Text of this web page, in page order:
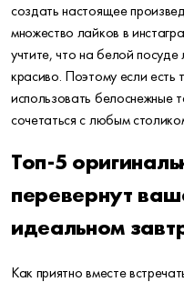
создать настоящее
множество лайков в
учтите, что на белой
красиво. Поэтому если есть
использовать белоснежные
сочетаться с любым
Топ-5
перевернут
идеальном
Как приятно вместе